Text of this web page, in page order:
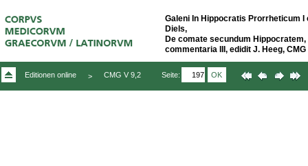
Galeni In Hippocratis Prorrheticum I
Diels,
De comate secundum
commentaria III, edidit J. Heeg,
Editionen online > CMG V 9,2 Seite: OK